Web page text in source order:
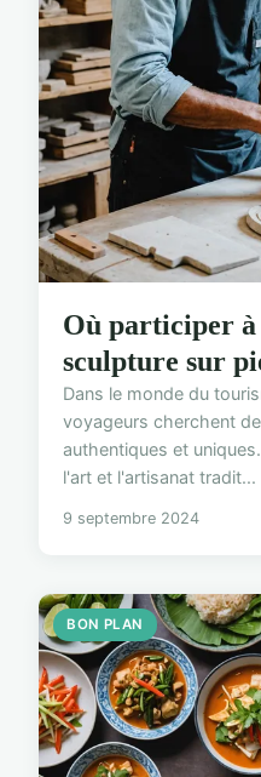
Où participer à
sculpture sur
Dans le monde du
voyageurs cherchent
authentiques et
l'art et l'artisanat tradit...
9 septembre 2024
BON PLAN